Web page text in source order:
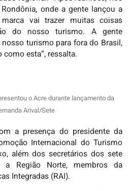
onde a gente lançou a
vai trazer muitas coisas
do nosso turismo. A gente
turismo para fora do Brasil,
esta”, ressalta.
o Acre durante lançamento da
Arival/Sete
a presença do presidente da
Internacional do Turismo
além dos secretários dos sete
a Região Norte, membros da
Integradas (RAI).